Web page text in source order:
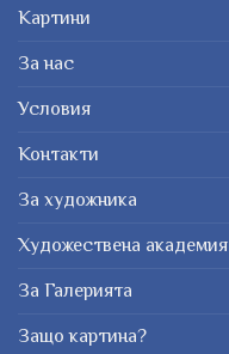
Картини
За нас
Условия
Контакти
За художника
Художествена академия
За Галерията
Защо картина?